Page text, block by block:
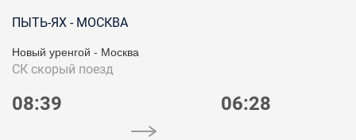
ПЫТЬ-ЯХ - МОСКВА
Новый уренгой - Москва
СК скорый поезд
08:39 06:28